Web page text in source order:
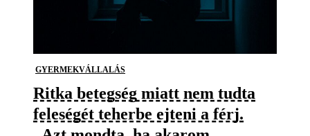
GYERMEKVÁLLALÁS
Ritka betegség miatt nem tudta
feleségét teherbe ejteni a férj.